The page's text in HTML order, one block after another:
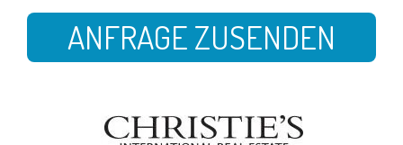
ANFRAGE ZUSENDEN